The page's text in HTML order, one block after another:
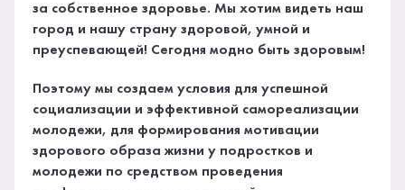
за собственное здоровье. Мы хотим видеть наш
город и нашу страну здоровой, умной и
преуспевающей! Сегодня модно быть здоровым!
Поэтому мы создаем условия для успешной
социализации и эффективной самореализации
молодежи, для формирования мотивации
здорового образа жизни у подростков и
молодежи по средством проведения